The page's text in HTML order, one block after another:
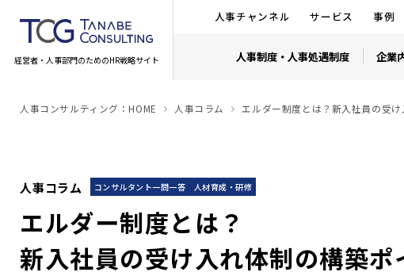
経営者・人事部門のためのHR戦略サイト
人事チャンネル サービス 事例
人事制度・人事処遇制度 企業
人事コンサルティング：HOME 人事コラム エルダー制度とは？新入社員の受
人事コラム コンサルタント一問一答 人材育成・研修
エルダー制度とは？
新入社員の受け入れ体制の構築ポ